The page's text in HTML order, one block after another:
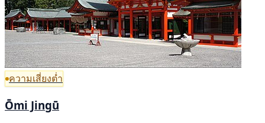
ความเสี่ยงต่ำ
Ōmi Jingū